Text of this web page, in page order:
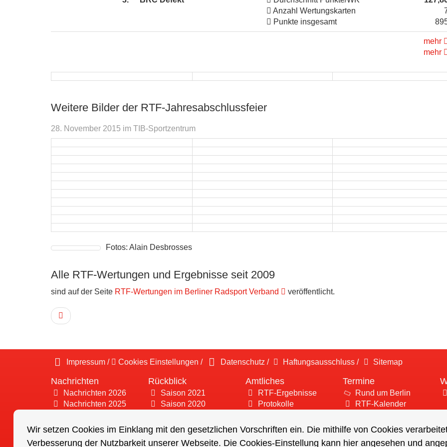
Wir setzen Cookies im Einklang mit den gesetzlichen Vorschriften ein. Die mithilfe von Cookies
Verbesserung der Nutzbarkeit unserer Webseite. Die Cookies-Einstellung kann hier angesehen und
Anzahl Wertungskarten
Punkte insgesamt
mehr
mehr
Weitere Bilder der RTF-Jahresabschlussfeier
28. November 2015 im TIB-Sportzentrum
Fotos: Alain Desbrosses
Alle RTF-Wertungen und Ergebnisse seit 2009
sind auf der Seite RTF-Wertungen im Berliner Radsport Verband veröffentlicht.
Impressum / Cookies Einstellungen / Datenschutz / Haftungsausschluss / Sitemap
Nachrichten
Nachrichten 2026
Nachrichten 2025
Nachrichten 2023
Rückblick
Saison 2021
Saison 2020
Saison 2018
Saison 2017
Amtliches
RTF-Ergebnisse
Protokolle
Termine
Rund um Berlin
RTF-Kalender